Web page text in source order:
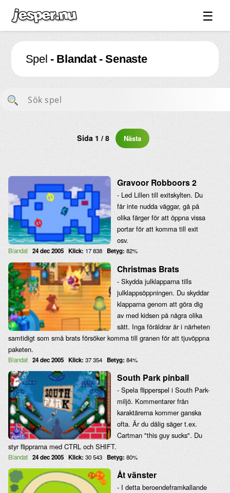
☰
Spel ↓
Bilder ↓
Forum ↓
Länkar
Spel - Blandat - Senaste
Sida 1 / 8 Nästa
Gravoor Robboors 2
- Led Lillen till exitskylten. Du
får inte nudda väggar, gå på
olika färger för att öppna vissa
portar för att komma till exit
osv.
Blandat 24 dec 2005 Klick: 17 838 Betyg: 82%
Christmas Brats
- Skydda julklapparna tills
julklappsöppningen. Du skyddar
klapparna genom att göra dig
av med kidsen på några olika
sätt. Inga föräldrar är i närheten
samtidigt som små brats försöker komma till granen för att tjuvöppna
paketen.
Blandat 24 dec 2005 Klick: 37 354 Betyg: 84%
South Park pinball
- Spela flipperspel i South Park-
miljö. Kommentarer från
karaktärerna kommer ganska
ofta. Är du dålig säger t.ex.
Cartman "this guy sucks". Du
styr flipprarna med CTRL och SHIFT.
Blandat 24 dec 2005 Klick: 30 543 Betyg: 80%
Åt vänster
- I detta beroendeframkallande